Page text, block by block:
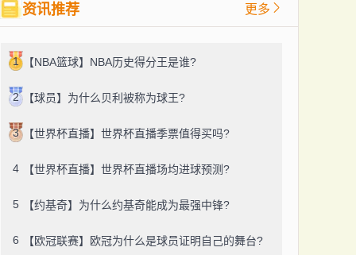
资讯推荐 更多
1 【NBA篮球】NBA历史得分王是谁?
2 【球员】为什么贝利被称为球王?
3 【世界杯直播】世界杯直播季票值得买吗?
4 【世界杯直播】世界杯直播场均进球预测?
5 【约基奇】为什么约基奇能成为最强中锋?
6 【欧冠联赛】欧冠为什么是球员证明自己的舞台?